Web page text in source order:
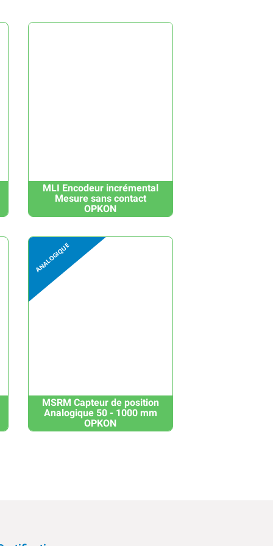
MLI Encodeur incrémental
Mesure sans contact
OPKON
MSRM Capteur de position
Analogique 50 - 1000 mm
OPKON